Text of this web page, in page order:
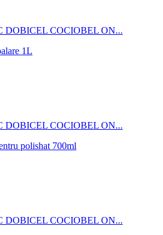
DOBICEL COCIOBEL ON...
1L
DOBICEL COCIOBEL ON...
polishat 700ml
DOBICEL COCIOBEL ON...